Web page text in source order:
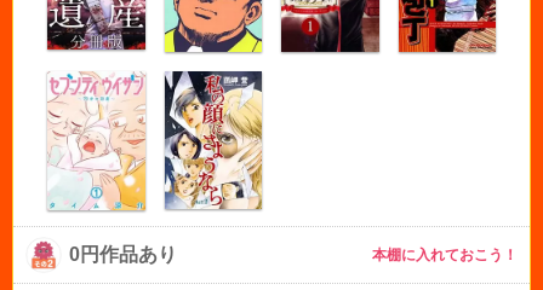
0円作品あり 本棚に入れておこう！